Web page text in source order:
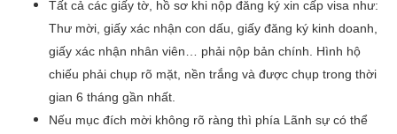
Tất cả các giấy tờ, hồ sơ khi nộp đăng ký xin cấp visa như:
Thư mời, giấy xác nhận con dấu, giấy đăng ký kinh doanh,
giấy xác nhận nhân viên… phải nộp bản chính. Hình hộ
chiếu phải chụp rõ mặt, nền trắng và được chụp trong thời
gian 6 tháng gần nhất.
Nếu mục đích mời không rõ ràng thì phía Lãnh sự có thể